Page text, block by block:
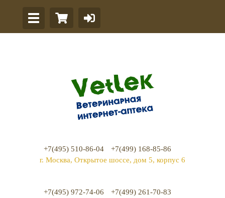
+7(495) 510-86-04
+7(499) 168-85-86
г. Москва, Открытое шоссе, дом 5, корпус 6
+7(495) 972-74-06
+7(499) 261-70-83